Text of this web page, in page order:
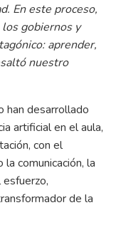
En este proceso,
gobiernos y
aprender,
nuestro
han desarrollado
artificial en el aula,
con el
comunicación, la
de la